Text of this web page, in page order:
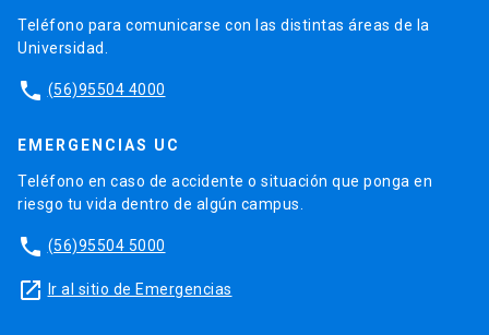
Teléfono para comunicarse con las distintas áreas de la
Universidad.
phone (56)95504 4000
EMERGENCIAS UC
Teléfono en caso de accidente o situación que ponga en
riesgo tu vida dentro de algún campus.
phone (56)95504 5000
launch Ir al sitio de Emergencias